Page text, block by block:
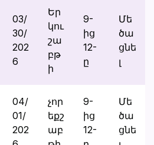
03/
30/
202
6
Եր
կու
շա
բթ
ի
9-
ից
12-
ը
Մե
ծա
ցնե
լ
04/
01/
202
չոր
եքշ
աբ
9-
ից
12-
Մե
ծա
ցնե